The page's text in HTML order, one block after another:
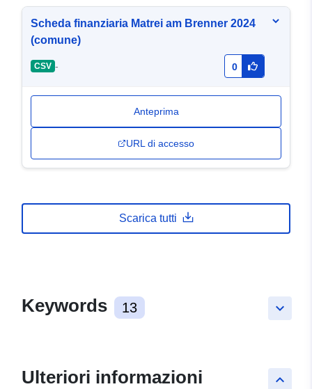
Scheda finanziaria Matrei am Brenner 2024
(comune)
CSV - 0
Anteprima
URL di accesso
Scarica tutti
keyboard_arrow_down
Keywords 13
keyboard_arrow_up
Ulteriori informazioni